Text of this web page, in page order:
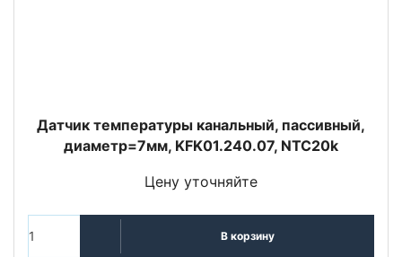
Датчик температуры канальный, пассивный,
диаметр=7мм, KFK01.240.07, NTC20k
Цену уточняйте
В корзину